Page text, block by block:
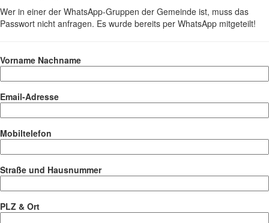
Wer in einer der WhatsApp-Gruppen der Gemeinde ist, muss das
Passwort nicht anfragen. Es wurde bereits per WhatsApp mitgeteilt!
Vorname Nachname
Email-Adresse
Mobiltelefon
Straße und Hausnummer
PLZ & Ort